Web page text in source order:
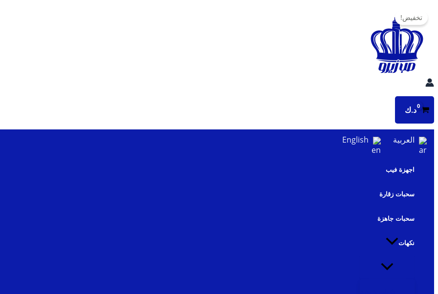
إلى
المحتوى
د.ك
العربية English
اجهزة فيب
سحبات زقارة
سحبات جاهزة
نكهات
تخفيض!